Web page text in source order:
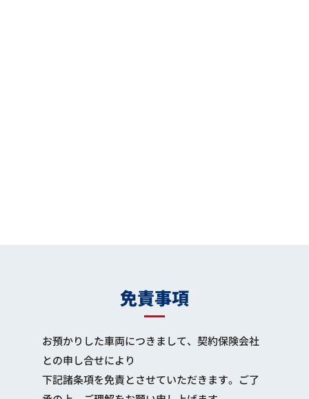
免責事項
お預かりした車両につきまして、契約保険会社
との申し合せにより
下記諸条項を免責とさせていただきます。ご了